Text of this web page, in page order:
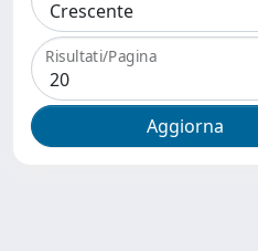
Risultati/Pagina